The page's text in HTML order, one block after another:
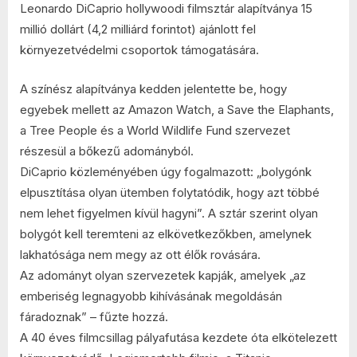
DiCaprio
ajánlott
fel
a
támogatására
Leonardo DiCaprio hollywoodi filmsztár alapítványa 15
millió dollárt (4,2 milliárd forintot) ajánlott fel
környezetvédelmi csoportok támogatására.
A színész alapítványa kedden jelentette be, hogy
egyebek mellett az Amazon Watch, a Save the Elaphants,
a Tree People és a World Wildlife Fund szervezet
részesül a bőkezű adományból.
DiCaprio közleményében úgy fogalmazott: „bolygónk
elpusztítása olyan ütemben folytatódik, hogy azt többé
nem lehet figyelmen kívül hagyni”. A sztár szerint olyan
bolygót kell teremteni az elkövetkezőkben, amelynek
lakhatósága nem megy az ott élők rovására.
Az adományt olyan szervezetek kapják, amelyek „az
emberiség legnagyobb kihívásának megoldásán
fáradoznak” – fűzte hozzá.
A 40 éves filmcsillag pályafutása kezdete óta elkötelezett